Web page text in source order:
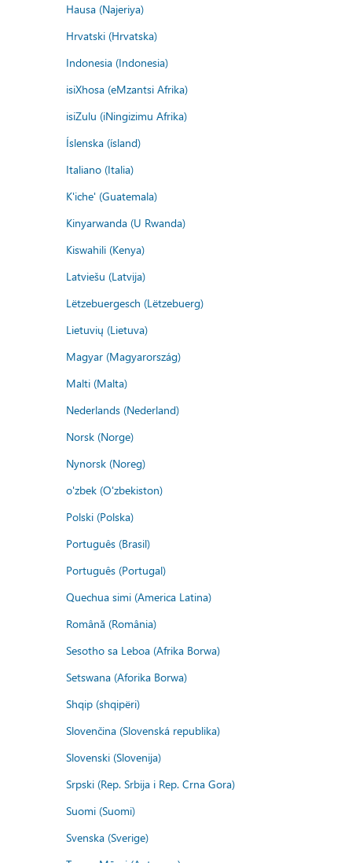
Hausa (Najeriya)
Hrvatski (Hrvatska)
Indonesia (Indonesia)
isiXhosa (eMzantsi Afrika)
isiZulu (iNingizimu Afrika)
Íslenska (ísland)
Italiano (Italia)
K'iche' (Guatemala)
Kinyarwanda (U Rwanda)
Kiswahili (Kenya)
Latviešu (Latvija)
Lëtzebuergesch (Lëtzebuerg)
Lietuvių (Lietuva)
Magyar (Magyarország)
Malti (Malta)
Nederlands (Nederland)
Norsk (Norge)
Nynorsk (Noreg)
o'zbek (O'zbekiston)
Polski (Polska)
Português (Brasil)
Português (Portugal)
Quechua simi (America Latina)
Română (România)
Sesotho sa Leboa (Afrika Borwa)
Setswana (Aforika Borwa)
Shqip (shqipëri)
Slovenčina (Slovenská republika)
Slovenski (Slovenija)
Srpski (Rep. Srbija i Rep. Crna Gora)
Suomi (Suomi)
Svenska (Sverige)